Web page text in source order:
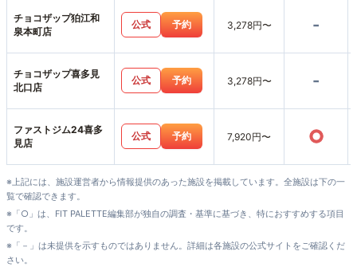
チョコザップ狛江和
泉本町店
公式 予約 3,278円〜 -
チョコザップ喜多見
北口店
公式 予約 3,278円〜 -
ファストジム24喜多
見店
公式 予約 7,920円〜 ○
※上記には、施設運営者から情報提供のあった施設を掲載しています。全施設は下の一
覧で確認できます。
※「○」は、FIT PALETTE編集部が独自の調査・基準に基づき、特におすすめする項目
です。
※「－」は未提供を示すものではありません。詳細は各施設の公式サイトをご確認くだ
さい。